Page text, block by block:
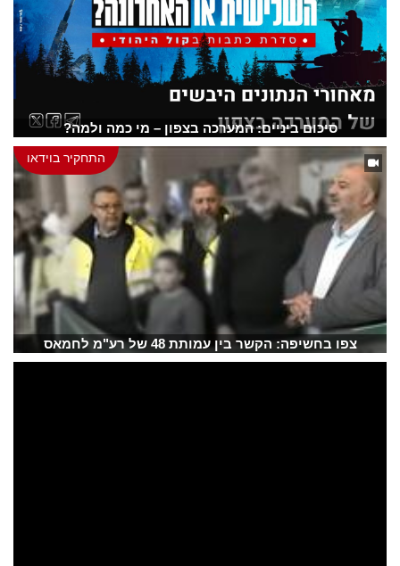
סיכום ביניים: המערכה בצפון – מי כמה ולמה?
התחקיר בוידאו
צפו בחשיפה: הקשר בין עמותת 48 של רע"מ לחמאס